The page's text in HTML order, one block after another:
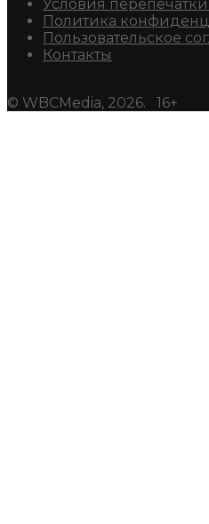
Условия
Политика
Пользовательское
Контакты
© WBCMedia, 2026. 16+